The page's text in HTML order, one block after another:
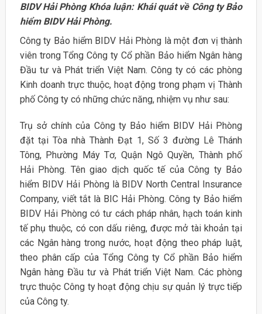
BIDV Hải Phòng Khóa luận: Khái quát về Công ty Bảo
hiểm BIDV Hải Phòng.
Công ty Bảo hiểm BIDV Hải Phòng là một đơn vị thành
viên trong Tổng Công ty Cổ phần Bảo hiểm Ngân hàng
Đầu tư và Phát triển Việt Nam. Công ty có các phòng
Kinh doanh trực thuộc, hoạt động trong phạm vị Thành
phố Công ty có những chức năng, nhiệm vụ như sau:
Trụ sở chính của Công ty Bảo hiểm BIDV Hải Phòng
đặt tại Tòa nhà Thành Đạt 1, Số 3 đường Lê Thánh
Tông, Phường Máy Tơ, Quận Ngô Quyền, Thành phố
Hải Phòng. Tên giao dịch quốc tế của Công ty Bảo
hiểm BIDV Hải Phòng là BIDV North Central Insurance
Company, viết tắt là BIC Hải Phòng. Công ty Bảo hiểm
BIDV Hải Phòng có tư cách pháp nhân, hạch toán kinh
tế phụ thuộc, có con dấu riêng, được mở tài khoản tại
các Ngân hàng trong nước, hoạt động theo pháp luật,
theo phân cấp của Tổng Công ty Cổ phần Bảo hiểm
Ngân hàng Đầu tư và Phát triển Việt Nam. Các phòng
trực thuộc Công ty hoạt động chịu sự quản lý trực tiếp
của Công ty.